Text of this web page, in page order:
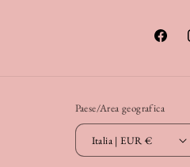
Paese/Area geografica
Italia | EUR €